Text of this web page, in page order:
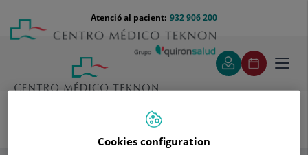
contingut
Menú
teléfono
cabecera
932 906 200
Atenció al pacient:
Instituto de Fotomedicina
Cookies configuration